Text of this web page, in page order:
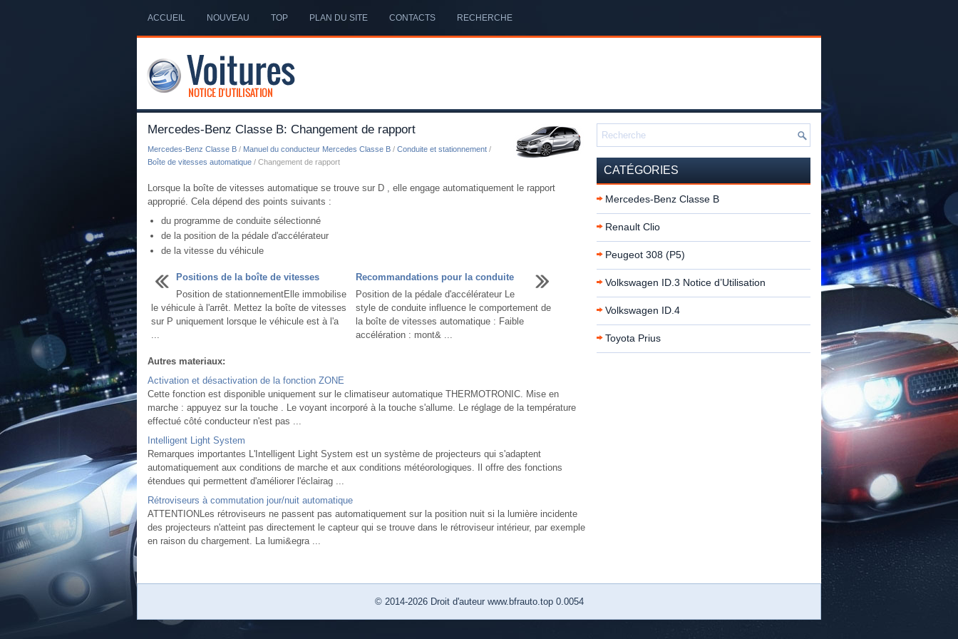
ACCUEIL NOUVEAU TOP PLAN DU SITE CONTACTS RECHERCHE
Mercedes-Benz Classe B: Changement de rapport
Mercedes-Benz Classe B / Manuel du conducteur Mercedes Classe B / Conduite et stationnement /
Boîte de vitesses automatique / Changement de rapport
Lorsque la boîte de vitesses automatique se trouve sur D , elle engage automatiquement le rapport
approprié. Cela dépend des points suivants :
du programme de conduite sélectionné
de la position de la pédale d'accélérateur
de la vitesse du véhicule
Positions de la boîte de vitesses
Position de stationnementElle immobilise
le véhicule à l'arrêt. Mettez la boîte de vitesses
sur P uniquement lorsque le véhicule est à l'a
...
Recommandations pour la conduite
Position de la pédale d'accélérateur Le
style de conduite influence le comportement de
la boîte de vitesses automatique : Faible
accélération : mont& ...
Autres materiaux:
Activation et désactivation de la fonction ZONE
Cette fonction est disponible uniquement sur le climatiseur automatique THERMOTRONIC. Mise en
marche : appuyez sur la touche . Le voyant incorporé à la touche s'allume. Le réglage de la température
effectué côté conducteur n'est pas ...
Intelligent Light System
Remarques importantes L'Intelligent Light System est un système de projecteurs qui s'adaptent
automatiquement aux conditions de marche et aux conditions météorologiques. Il offre des fonctions
étendues qui permettent d'améliorer l'éclairag ...
Rétroviseurs à commutation jour/nuit automatique
ATTENTIONLes rétroviseurs ne passent pas automatiquement sur la position nuit si la lumière incidente
des projecteurs n'atteint pas directement le capteur qui se trouve dans le rétroviseur intérieur, par exemple
en raison du chargement. La lumi&egra ...
CATÉGORIES
Mercedes-Benz Classe B
Renault Clio
Peugeot 308 (P5)
Volkswagen ID.3 Notice d’Utilisation
Volkswagen ID.4
Toyota Prius
© 2014-2026 Droit d'auteur www.bfrauto.top 0.0054